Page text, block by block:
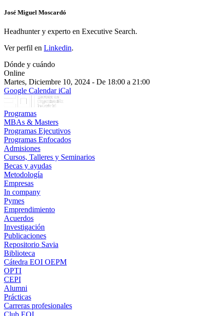
José Miguel Moscardó
Headhunter y experto en Executive Search.
Ver perfil en Linkedin.
Dónde y cuándo
Online
Martes, Diciembre 10, 2024 - De 18:00 a 21:00
Google CalendariCal
Programas
MBAs & Masters
Programas Ejecutivos
Programas Enfocados
Admisiones
Cursos, Talleres y Seminarios
Becas y ayudas
Metodología
Empresas
In company
Pymes
Emprendimiento
Acuerdos
Investigación
Publicaciones
Repositorio Savia
Biblioteca
Cátedra EOI OEPM
OPTI
CEPI
Alumni
Prácticas
Carreras profesionales